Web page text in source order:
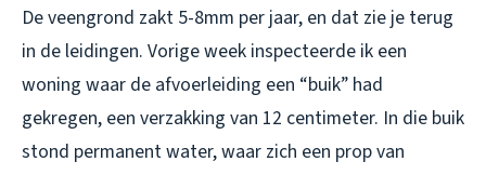
De veengrond zakt 5-8mm per jaar, en dat zie je terug
in de leidingen. Vorige week inspecteerde ik een
woning waar de afvoerleiding een “buik” had
gekregen, een verzakking van 12 centimeter. In die buik
stond permanent water, waar zich een prop van